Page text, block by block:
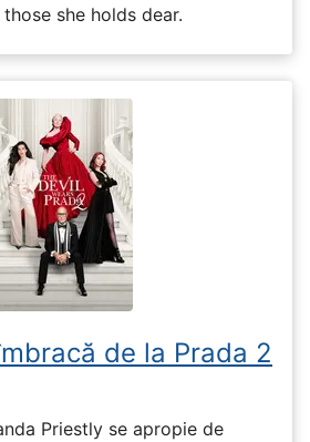
she holds dear.
de la Prada 2
Priestly se apropie de